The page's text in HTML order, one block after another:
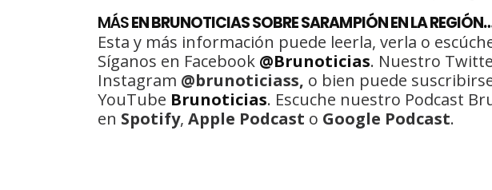
MÁSEN BRUNOTICIAS SOBRE SARAMPIÓN EN LA
Esta y más información puede leerla, verla o
Síganos en Facebook @Brunoticias. Nuestro
Instagram @brunoticiass, o bien puede
YouTube Brunoticias. Escuche nuestro Podcast
en Spotify, Apple Podcast o Google Podcast.